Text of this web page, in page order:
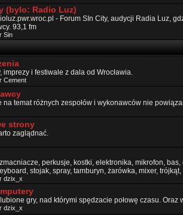
(bylo: Radio Luz)
- Forum SIn City, audycji Radia Luz,
93,1 fm
Sin
imprezy i festiwale z dala od Wrocławia.
Cement
na temat różnych zespołów i wykonawców nie
strony
zaglądnać.
perkusje, kostki, elektronika, mikrofon,
stojak, spray, tamburyn, żarówka, mixer, trójkąt,
dzix_x
gry, nad którymi spędzacie połowę czasu.
dzix_x